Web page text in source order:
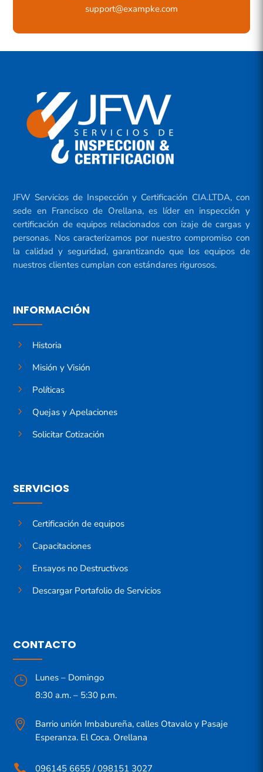
support@exampke.com
JFW Servicios de Inspección y Certificación CIA.LTDA, con
sede en Francisco de Orellana, es líder en inspección y
certificación de equipos relacionados con izaje de cargas y
personas. Nos caracterizamos por nuestro compromiso con
la calidad y seguridad, garantizando que los equipos de
nuestros clientes cumplan con estándares rigurosos.
INFORMACIÓN
5
Historia
5
Misión y Visión
5
Políticas
5
Quejas y Apelaciones
5
Solicitar Cotización
SERVICIOS
5
Certificación de equipos
5
Capacitaciones
5
Ensayos no Destructivos
5
Descargar Portafolio de Servicios
CONTACTO
}
Lunes – Domingo
8:30 a.m. – 5:30 p.m.

Barrio unión Imbabureña, calles Otavalo y Pasaje
Esperanza. El Coca. Orellana
 096145 6655 / 098151 3027